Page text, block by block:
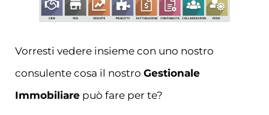
Vorresti vedere insieme con uno nostro
consulente cosa il nostro Gestionale
Immobiliare può fare per te?